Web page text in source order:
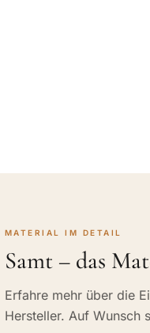
MATERIAL IM DETAIL
Samt – das
Erfahre mehr über die
Hersteller. Auf Wunsch